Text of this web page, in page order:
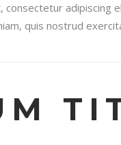
consectetur adipiscing
quis nostrud